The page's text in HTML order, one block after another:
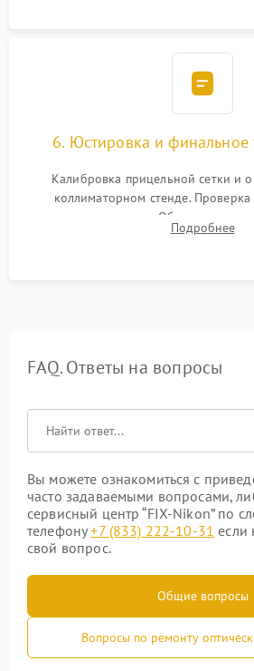
6. Юстировка и финальное
Калибровка прицельной сетки и
коллиматорном стенде. Проверка
механизма поправок. Обязательное
ударном стенде для проверки
Подробнее
FAQ. Ответы на вопросы
Вы можете ознакомиться с
часто задаваемыми вопросами,
сервисный центр “FIX-Nikon” по
телефону+7 (833) 222-10-31 если
свой вопрос.
Общие вопросы
Вопросы по ремонту